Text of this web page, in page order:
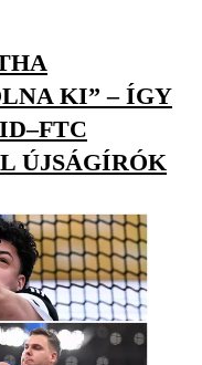
KI” – ÍGY
ÚJSÁGÍRÓK